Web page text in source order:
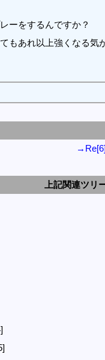
ーをするんですか？
もあれ以上強くなる気
上記関連ツリ